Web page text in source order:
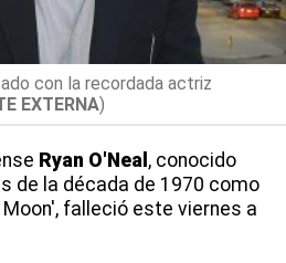
con la recordada actriz
EXTERNA)
Ryan O'Neal , conocido
de la década de 1970 como
Moon', falleció este viernes a